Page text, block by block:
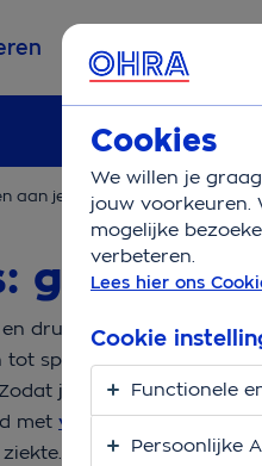
Service & Contact
aan je gezondheid Balans
goed,
drukker. Je hebt steeds
spanning en stress
jij de beste versie
met vergoedingen van
Of gewoon aan je
Cookies
We willen je
jouw voorkeuren.
mogelijke
verbeteren.
Lees hier ons
Cookie
Functionele
Persoonlijke